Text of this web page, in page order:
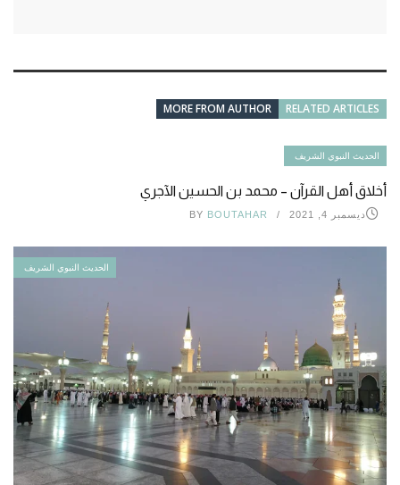
RELATED ARTICLES
MORE FROM AUTHOR
الحديث النبوي الشريف
أخلاق أهل القرآن – محمد بن الحسين الآجري
ديسمبر 4, 2021 BY BOUTAHAR
الحديث النبوي الشريف